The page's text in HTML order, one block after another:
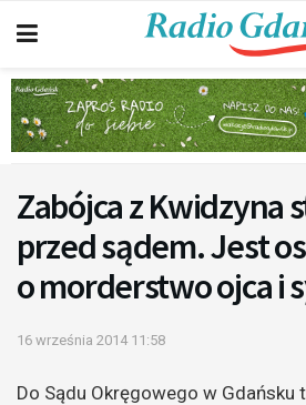
Zabójca z Kwidzyna
przed sądem. Jest
o morderstwo ojca i
16 września 2014 11:58
Do Sądu Okręgowego w Gdańsku